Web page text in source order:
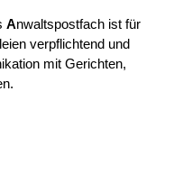
Anwaltspostfach ist für
verpflichtend und
mit Gerichten,